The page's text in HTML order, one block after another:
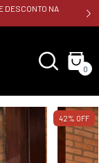
DESCONTO NA
0
42% OFF